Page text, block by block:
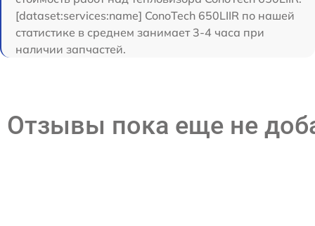
[dataset:services:name] ConoTech 650LIIR по нашей
статистике в среднем занимает 3-4 часа при
наличии запчастей.
Отзывы пока еще не